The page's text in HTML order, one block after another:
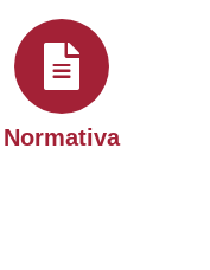
Normativa